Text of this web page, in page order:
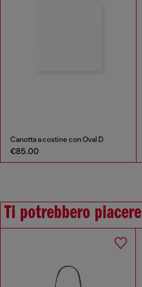
Canotta a costine con Oval D
€85.00
Ti potrebbero piacere